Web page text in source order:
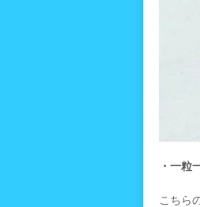
・一粒
こちら